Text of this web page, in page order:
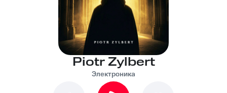
Piotr Zylbert
Электроника